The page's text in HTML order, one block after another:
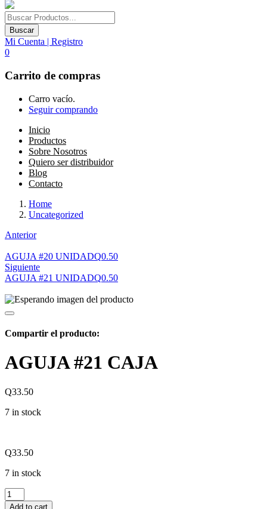
Buscar
Mi Cuenta | Registro
0
Carrito de compras
Carro vacío.
Seguir comprando
Inicio
Productos
Sobre Nosotros
Quiero ser distribuidor
Blog
Contacto
Home
Uncategorized
Anterior
AGUJA #20 UNIDADQ0.50
Siguiente
AGUJA #21 UNIDADQ0.50
Compartir el producto:
AGUJA #21 CAJA
Q33.50
7 in stock
Q33.50
7 in stock
AGUJA
#21
Add to cart